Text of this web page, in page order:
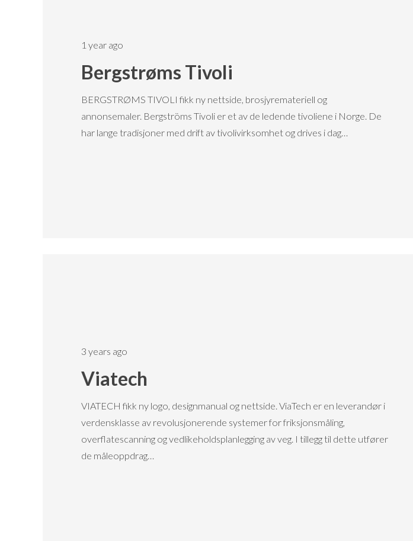
1 year ago
Bergstrøms Tivoli
BERGSTRØMS TIVOLI fikk ny nettside, brosjyremateriell og
annonsemaler. Bergströms Tivoli er et av de ledende tivoliene i Norge. De
har lange tradisjoner med drift av tivolivirksomhet og drives i dag…
3 years ago
Viatech
VIATECH fikk ny logo, designmanual og nettside. ViaTech er en leverandør i
verdensklasse av revolusjonerende systemer for friksjonsmåling,
overflatescanning og vedlikeholdsplanlegging av veg. I tillegg til dette utfører
de måleoppdrag…